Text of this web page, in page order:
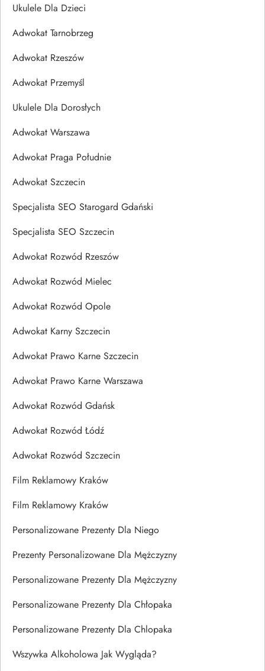
Ukulele Dla Dzieci
Adwokat Tarnobrzeg
Adwokat Rzeszów
Adwokat Przemyśl
Ukulele Dla Dorosłych
Adwokat Warszawa
Adwokat Praga Południe
Adwokat Szczecin
Specjalista SEO Starogard Gdański
Specjalista SEO Szczecin
Adwokat Rozwód Rzeszów
Adwokat Rozwód Mielec
Adwokat Rozwód Opole
Adwokat Karny Szczecin
Adwokat Prawo Karne Szczecin
Adwokat Prawo Karne Warszawa
Adwokat Rozwód Gdańsk
Adwokat Rozwód Łódź
Adwokat Rozwód Szczecin
Film Reklamowy Kraków
Film Reklamowy Kraków
Personalizowane Prezenty Dla Niego
Prezenty Personalizowane Dla Mężczyzny
Personalizowane Prezenty Dla Mężczyzny
Personalizowane Prezenty Dla Chłopaka
Personalizowane Prezenty Dla Chlopaka
Wszywka Alkoholowa Jak Wygląda?